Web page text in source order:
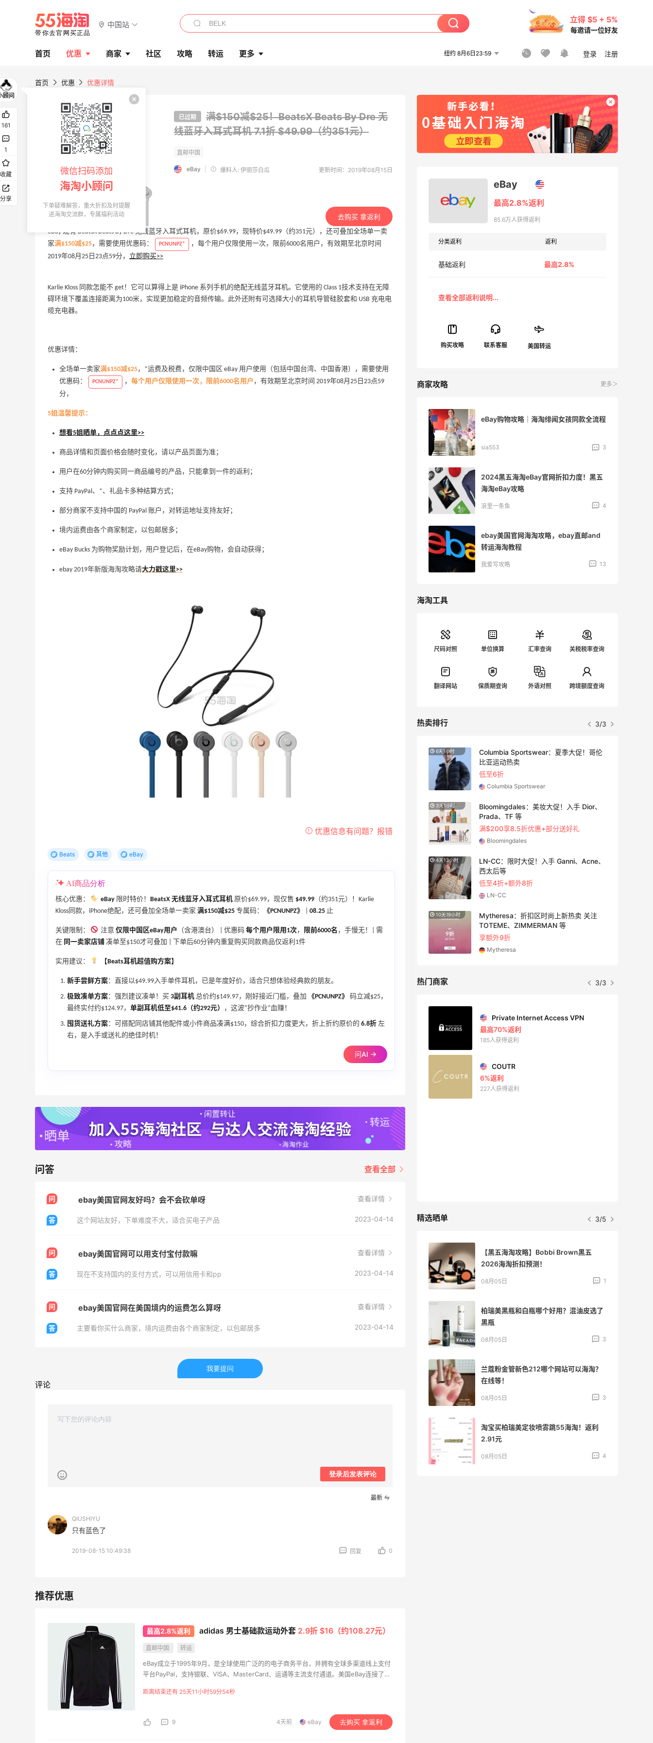
中国站
立得 $5 + 5%
每邀请一位好友
首页 优惠 商家 社区 攻略 转运 更多 纽约 8月6日23:59 登录 注册
首页 优惠 优惠详情
已过期
满$150减$25！BeatsX Beats By Dre 无
线蓝牙入耳式耳机7.1折 $49.99（约351元）
eBay 爆料人: 伊丽莎白瓜 更新时间：2019年08月15日
去购买 拿返利
eBay 现有 BeatsX Beats By Dre 无线蓝牙入耳式耳机，原价$69.99，现特价$49.99（约351元），还可叠加全场单一卖
家满$150减$25，需要使用优惠码： PCNUNPZ*
，每个用户仅限使用一次，限前6000名用户，有效期至北京时间
2019年08月25日23点59分， 立即购买>>
Karlie Kloss 同款怎能不 get！它可以算得上是 iPhone 系列手机的绝配无线蓝牙耳机。它使用的 Class 1技术支持在无障
碍环境下覆盖连接距离为100米，实现更加稳定的音频传输。此外还附有可选择大小的耳机导管硅胶套和 USB 充电电
缆充电器。
优惠详情：
全场单一卖家满$150减$25，*运费及税费，仅限中国区 eBay 用户使用（包括中国台湾、中国香港），需要使用
优惠码：
PCNUNPZ* ， 每个用户仅限使用一次，限前6000名用户 ，有效期至北京时间 2019年08月25日23点59
分，
5姐温馨提示：
想看5姐晒单，点点点这里>>
商品详情和页面价格会随时变化，请以产品页面为准；
用户在60分钟内购买同一商品编号的产品，只能拿到一件的返利；
支持 PayPal、*、礼品卡多种结算方式；
部分商家不支持中国的 PayPal 账户，对转运地址支持友好；
境内运费由各个商家制定，以包邮居多；
eBay Bucks 为购物奖励计划，用户登记后，在eBay购物，会自动获得；
ebay 2019年新版海淘攻略请大力戳这里>>
Beats 其他 eBay
AI商品分析
核心优惠： eBay 限时特价！ BeatsX 无线蓝牙入耳式耳机 原价$69.99，现仅售 $49.99 （约351元）！Karlie
Kloss同款，iPhone绝配，还可叠加全场单一卖家 满$150减$25 专属码： 《PCNUNPZ》 08.25 止
关键限制： 注意 仅限中国区eBay用户 （含港澳台） | 优惠码 每个用户限用1次， 限前6000名 ，手慢无！| 需
在 同一卖家店铺 凑单至$150才可叠加 | 下单后60分钟内重复购买同款商品仅返利1件
实用建议： 【Beats耳机超值购方案】
新手尝鲜方案：直接以$49.99入手单件耳机，已是年度好价，适合只想体验经典款的朋友。
极致凑单方案：强烈建议凑单！买 3副耳机 总价约$149.97，刚好接近门槛，叠加 《PCNUNPZ》
码立减$25，
最终实付约$124.97， 单副耳机低至$41.6（约292元） ，这波“抄作业”血赚！
囤货送礼方案：可搭配同店铺其他配件或小件商品凑满$150，综合折扣力度更大，折上折约原价的 6.8折 左
右，是入手或送礼的绝佳时机！
问AI →
问答 查看全部
问 ebay美国官网友好吗？会不会砍单呀 查看详情
答 这个网站友好，下单难度不大，适合买电子产品 2023-04-14
问 ebay美国官网可以用支付宝付款嘛 查看详情
答 现在不支持国内的支付方式，可以用信用卡和pp 2023-04-14
问 ebay美国官网在美国境内的运费怎么算呀 查看详情
答 主要看你买什么商家，境内运费由各个商家制定，以包邮居多 2023-04-14
我要提问
评论
登录后发表评论
最新
QIUSHIYU
只有蓝色了
2019-08-15 10:49:38 回复 0
最高2.8%返利 adidas 男士基础款运动外套 2.9折 $16（约108.27元）
直邮中国 转运
eBay成立于1995年9月，是全球使用广泛的的电子商务平台，并拥有全球多渠道线上支付
平台PayPal，支持银联、VISA、MasterCard、运通等主流支付通道。美国eBay连接了世
商品数量超过数十亿。在eBay每天都有数百万的新商品上架，种类繁多，不论是生活用品
距离结束还有 25天11小时59分53秒
9 4天前 eBay 去购买 拿返利
eBay
最高2.8%返利
85.6万人获得返利
分类返利 返利
基础返利 最高2.8%
美国转运
商家攻略 更多＞
eBay购物攻略｜海淘绯闻女孩同款全流程
sia553 3
2024黑五海淘eBay官网折扣力度！黑五
海淘eBay攻略
浪里一条鱼 4
ebay美国官网海淘攻略，ebay直邮and
转运海淘教程
我爱写攻略 13
海淘工具
尺码对照 单位换算 汇率查询 关税税率查询
翻译网站 保质期查询 外语对照 跨境额度查询
热卖排行 3/3
adidas HK：精选正价产品促销！入球
2天13小时
Diesel Europe：折扣区上新热卖！入手包
袋、服饰、鞋履等
低至5折
Diesel Europe
精选低至2折
Maje US
4分
Sandro us：限时闪促！法式美衣精选
享9折优惠
Tory Burch、拉夫劳伦等
Bloomingdales
3天13小时
iHerb ：88全球好物节！选购日常保健、
健身补剂、护肤洗护等
无门槛7.5折
6天1小时
Columbia Sportswear：夏季大促！哥伦
比亚运动热卖
低至6折
Columbia Sportswear
3天1小时
Bloomingdales：美妆大促！入手 Dior、
Prada、TF 等
满$200享8.5折优惠+部分送好礼
Bloomingdales
4天13小时
LN-CC：限时大促！入手 Ganni、Acne、
西太后等
低至4折+额外8折
LN-CC
10天19小时
Mytheresa：折扣区时尚上新热卖 关注
TOTEME、ZIMMERMAN 等
享额外9折
Mytheresa
热门商家 3/3
最高2%返利
6021人成功下单
最高2%返利
5134人获得返利
4%返利
最高10%返利
282人获得返利
Private Internet Access VPN
最高70%返利
185人获得返利
COUTR
6%返利
227人获得返利
精选晒单 3/5
秋天的第1杯安排上｜库迪生椰拿铁叠55
开奖｜社区7月常规主题活动名单公布
Bobbi Brown美网2026黑五海淘活动什
户外运动防-晒｜蜜丝婷开挂摇摇乐实测
Evelom卸妆膏--卸妆膏中的“爱马仕”
【黑五海淘攻略】Bobbi Brown黑五
2026海淘折扣预测！
08月05日 1
柏瑞美黑瓶和白瓶哪个好用？混油皮选了
黑瓶
08月05日 3
兰蔻粉金管新色212哪个网站可以海淘？
在线等！
08月05日 3
淘宝买柏瑞美定妆喷雾跳55海淘！返利
2.91元
08月05日 4
161
1
收藏
分享
微信扫码添加
海淘小顾问
下单疑难解答，重大折扣及时提醒
进海淘交流群，专属福利活动